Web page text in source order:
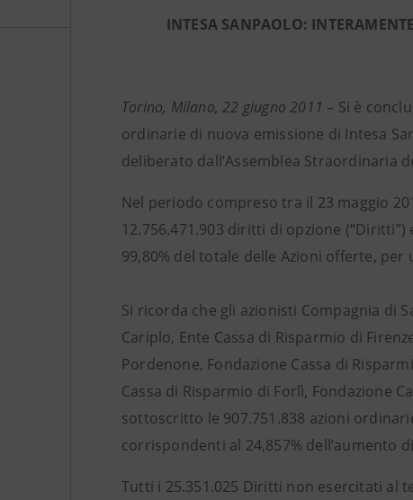
INTESA SANPAOLO:
Torino, Milano, 22 giugno2011 – Si è
ordinarie di nuova emissione di Intesa
deliberato dall’Assemblea Straordinaria
Nel periodo compreso tra il 23 maggio
12.756.471.903 diritti di opzione
99,80% del totale delle Azioni offerte,
Si ricorda che gli azionisti Compagnia di
Cariplo, Ente Cassa di Risparmio di
Pordenone, Fondazione Cassa di
Cassa di Risparmio di Forlì, Fondazione
sottoscritto le 907.751.838 azioni
corrispondenti al 24,857% dell’aumento
Tutti i 25.351.025 Diritti non esercitati al